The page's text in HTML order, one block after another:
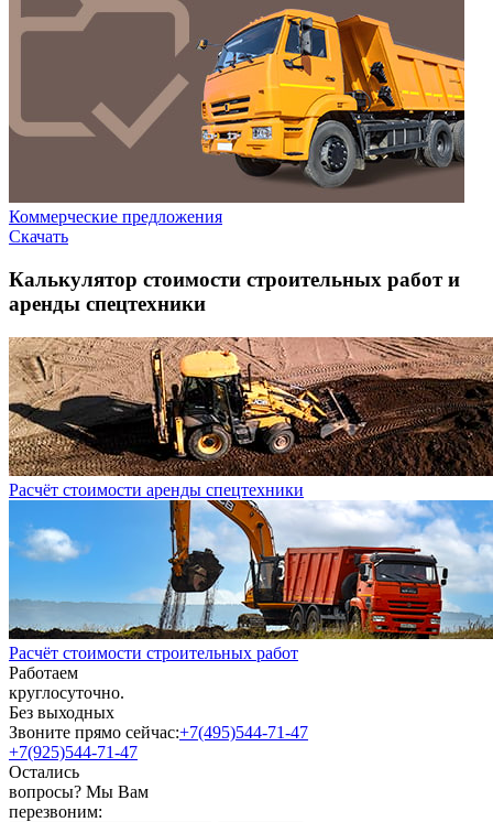
Коммерческие предложения
Скачать
Калькулятор стоимости строительных работ и
аренды спецтехники
Расчёт стоимости аренды спецтехники
Расчёт стоимости строительных работ
Работаем
круглосуточно.
Без выходных
Звоните прямо сейчас:+7(495)544-71-47
+7(925)544-71-47
Остались
вопросы? Мы Вам
перезвоним: